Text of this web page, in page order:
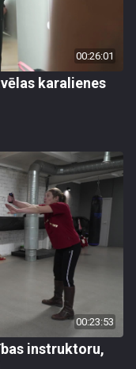
00:26:01
karalienes
00:23:53
instruktoru,